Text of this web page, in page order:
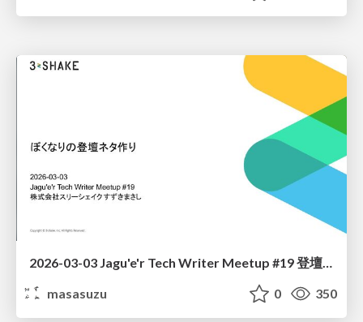
2026-03-03 Jagu'e'r Tech Writer Meetup #19 登壇のネタ作りについて
masasuzu
0 350